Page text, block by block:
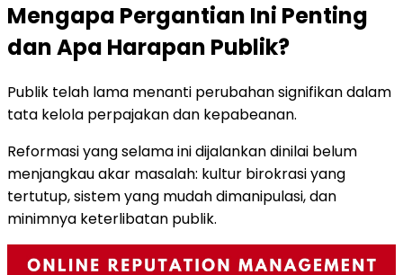
Mengapa Pergantian Ini Penting
dan Apa Harapan Publik?
Publik telah lama menanti perubahan signifikan dalam
tata kelola perpajakan dan kepabeanan.
Reformasi yang selama ini dijalankan dinilai belum
menjangkau akar masalah: kultur birokrasi yang
tertutup, sistem yang mudah dimanipulasi, dan
minimnya keterlibatan publik.